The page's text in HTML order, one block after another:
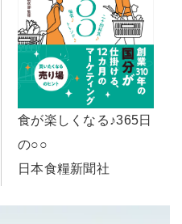
食が楽しくなる♪365日
の○○
日本食糧新聞社